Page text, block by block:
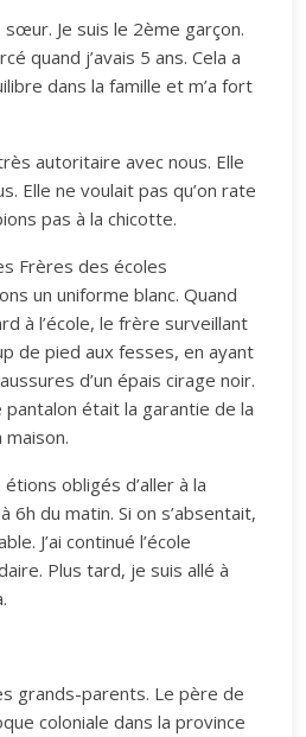
sœur. Je suis le 2ème garçon.
quand j’avais 5 ans. Cela a
dans la famille et m’a fort
autoritaire avec nous. Elle
Elle ne voulait pas qu’on rate
pas à la chicotte.
Frères des écoles
un uniforme blanc. Quand
à l’école, le frère surveillant
de pied aux fesses, en ayant
d’un épais cirage noir.
pantalon était la garantie de la
obligés d’aller à la
6h du matin. Si on s’absentait,
J’ai continué l’école
Plus tard, je suis allé à
grands-parents. Le père de
coloniale dans la province